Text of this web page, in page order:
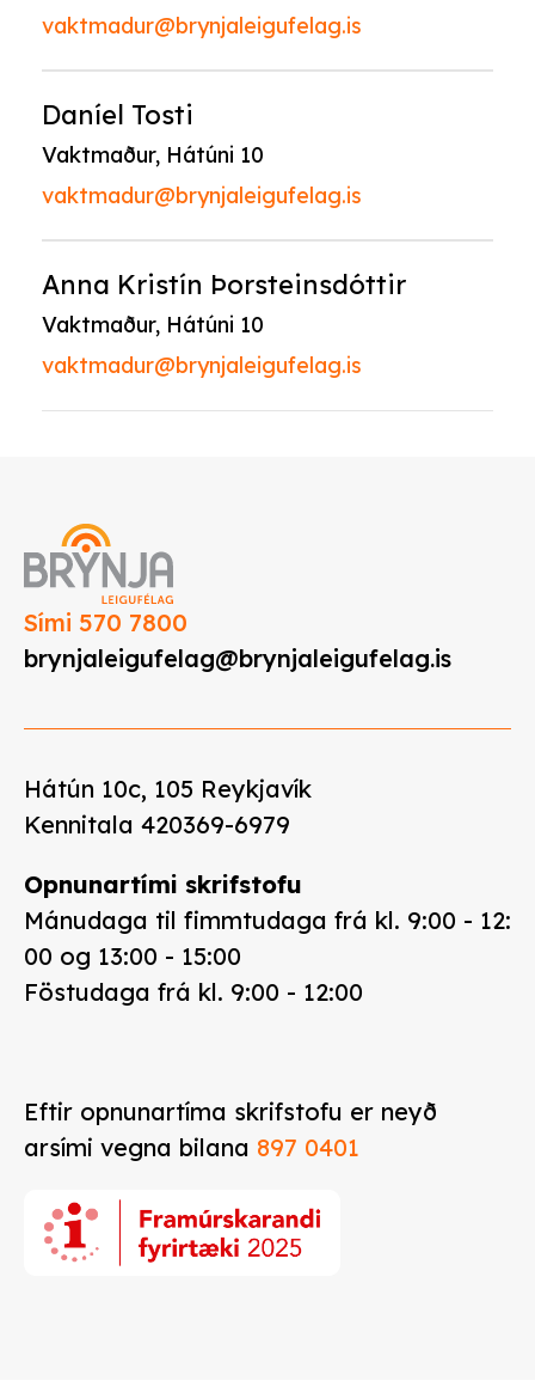
vaktmadur@brynjaleigufelag.is
Daníel Tosti
Vaktmaður, Hátúni 10
vaktmadur@brynjaleigufelag.is
Anna Kristín Þorsteinsdóttir
Vaktmaður, Hátúni 10
vaktmadur@brynjaleigufelag.is
Sími 570 7800
brynjaleigufelag@brynjaleigufelag.is
Hátún 10c, 105 Reykjavík
Kennitala 420369-6979
Opnunartími skrifstofu
Mánudaga til fimmtudaga frá kl. 9:00 - 12:
00 og 13:00 - 15:00
Föstudaga frá kl. 9:00 - 12:00
Eftir opnunartíma skrifstofu er neyð
arsími vegna bilana 897 0401